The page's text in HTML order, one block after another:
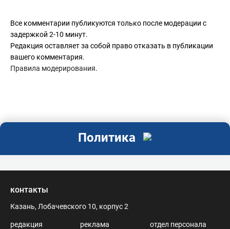
Все комментарии публикуются только после модерации с
задержкой 2-10 минут.
Редакция оставляет за собой право отказать в публикации
вашего комментария.
Правила модерирования.
Политика
контакты
Казань, Лобачевского 10, корпус 2
редакция
реклама
отдел персонала